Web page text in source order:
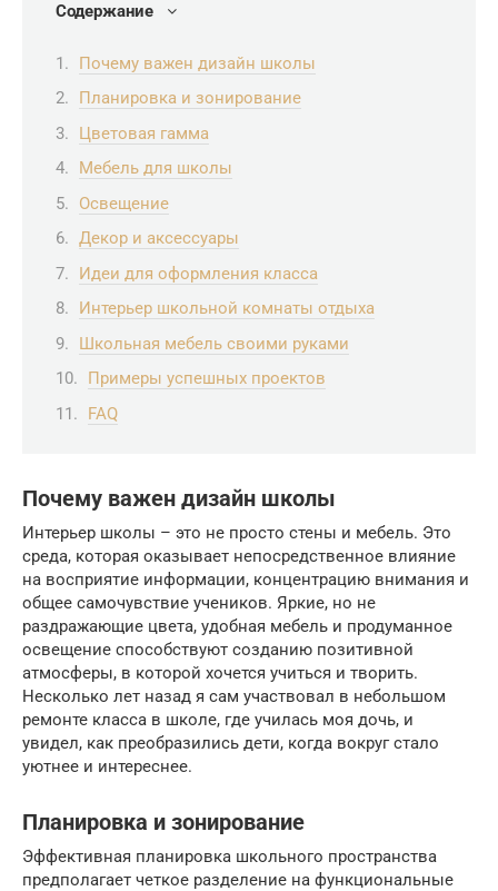
Содержание
Почему важен дизайн школы
Планировка и зонирование
Цветовая гамма
Мебель для школы
Освещение
Декор и аксессуары
Идеи для оформления класса
Интерьер школьной комнаты отдыха
Школьная мебель своими руками
Примеры успешных проектов
FAQ
Почему важен дизайн школы
Интерьер школы – это не просто стены и мебель. Это
среда, которая оказывает непосредственное влияние
на восприятие информации, концентрацию внимания и
общее самочувствие учеников. Яркие, но не
раздражающие цвета, удобная мебель и продуманное
освещение способствуют созданию позитивной
атмосферы, в которой хочется учиться и творить.
Несколько лет назад я сам участвовал в небольшом
ремонте класса в школе, где училась моя дочь, и
увидел, как преобразились дети, когда вокруг стало
уютнее и интереснее.
Планировка и зонирование
Эффективная планировка школьного пространства
предполагает четкое разделение на функциональные